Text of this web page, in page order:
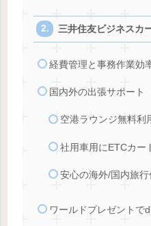
三井住友ビジネスカ
経費管理と事務作業効
国内外の出張サポート
空港ラウンジ無料利
社用車用にETCカー
安心の海外/国内旅行
ワールドプレゼントで